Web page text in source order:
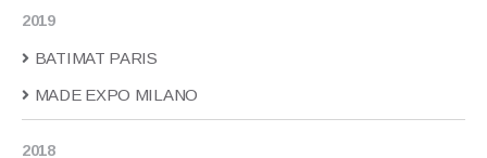
2019
BATIMAT PARIS
MADE EXPO MILANO
2018